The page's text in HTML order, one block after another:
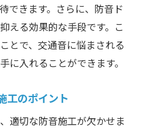
できます。さらに、防音ド
える効果的な手段です。こ
とで、交通音に悩まされる
に入れることができます。
工のポイント
適切な防音施工が欠かせま